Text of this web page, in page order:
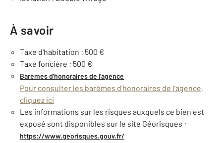
À savoir
Taxe d'habitation : 500 €
Taxe foncière : 500 €
Barèmes d'honoraires de l'agence
Pour consulter les barèmes d'honoraires de l'agence,
cliquez ici
Les informations sur les risques auxquels ce bien est
exposé sont disponibles sur le site Géorisques :
https://www.georisques.gouv.fr/